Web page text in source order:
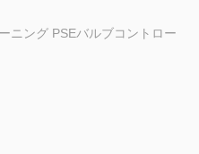
ニング PSEバルブコントロー